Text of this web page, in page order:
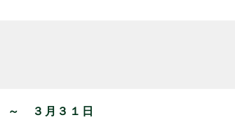
～ ３月３１日